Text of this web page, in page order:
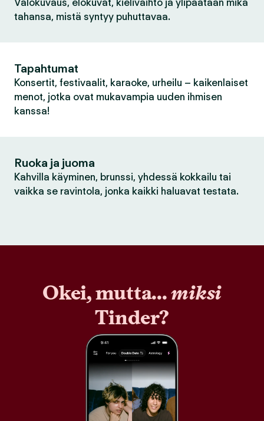
Valokuvaus, elokuvat, kielivaihto ja ylipäätään mikä
tahansa, mistä syntyy puhuttavaa.
Tapahtumat
Konsertit, festivaalit, karaoke, urheilu – kaikenlaiset
menot, jotka ovat mukavampia uuden ihmisen
kanssa!
Ruoka ja juoma
Kahvilla käyminen, brunssi, yhdessä kokkailu tai
vaikka se ravintola, jonka kaikki haluavat testata.
Okei, mutta...miksi
Tinder?